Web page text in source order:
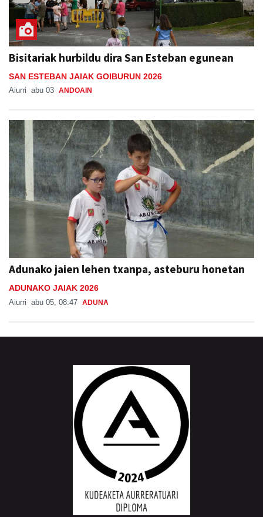
Bisitariak hurbildu dira San Esteban egunean
SAN ESTEBAN JAIAK GOIBURUN 2026
Aiurri abu 03 ANDOAIN
Adunako jaien lehen txanpa, asteburu honetan
ADUNAKO JAIAK 2026
Aiurri abu 05, 08:47 ADUNA